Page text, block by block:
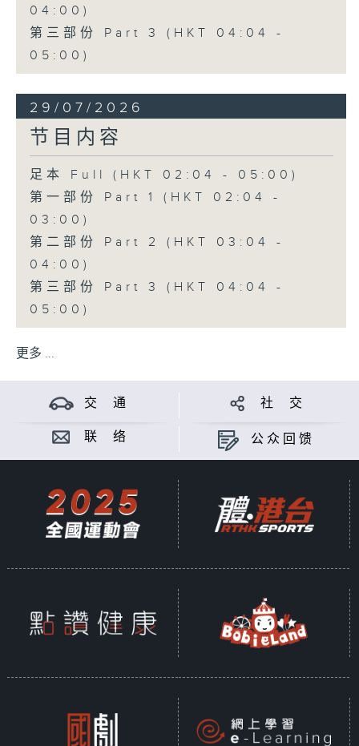
04:00)
第三部份 Part 3 (HKT 04:04 -
05:00)
29/07/2026
节目内容
足本 Full (HKT 02:04 - 05:00)
第一部份 Part 1 (HKT 02:04 -
03:00)
第二部份 Part 2 (HKT 03:04 -
04:00)
第三部份 Part 3 (HKT 04:04 -
05:00)
更多 ...
交 通 社 交
联 络 公众回馈